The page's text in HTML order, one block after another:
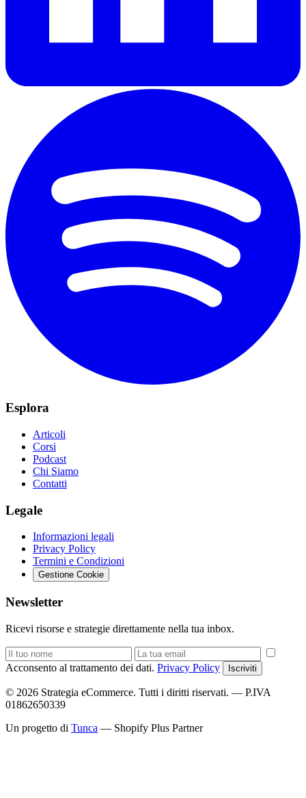
Esplora
Articoli
Corsi
Podcast
Chi Siamo
Contatti
Legale
Informazioni legali
Privacy Policy
Termini e Condizioni
Gestione Cookie
Newsletter
Ricevi risorse e strategie direttamente nella tua inbox.
Acconsento al trattamento dei dati. Privacy Policy Iscriviti
© 2026 Strategia eCommerce. Tutti i diritti riservati. — P.IVA
01862650339
Un progetto di Tunca — Shopify Plus Partner